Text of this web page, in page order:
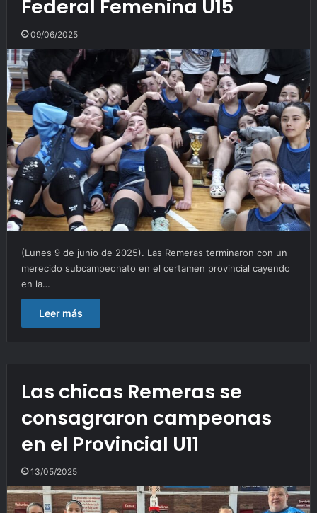
Federal Femenina U15
09/06/2025
(Lunes 9 de junio de 2025). Las Remeras terminaron con un
merecido subcampeonato en el certamen provincial cayendo
en la…
Leer más
Las chicas Remeras se
consagraron campeonas
en el Provincial U11
13/05/2025